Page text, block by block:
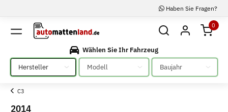
Haben Sie Fragen?
0
Wählen Sie Ihr Fahrzeug
Bitte auswählen
Bitte auswählen Bitte auswählen
C3
2014